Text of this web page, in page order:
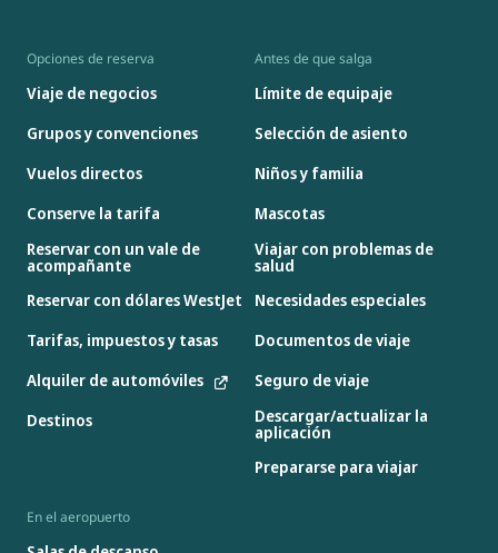
Opciones de reserva
Viaje de negocios
Grupos y convenciones
Vuelos directos
Conserve la tarifa
Reservar con un vale de
acompañante
Reservar con dólares WestJet
Tarifas, impuestos y tasas
Alquiler de automóviles
Destinos
Antes de que salga
Límite de equipaje
Selección de asiento
Niños y familia
Mascotas
Viajar con problemas de
salud
Necesidades especiales
Documentos de viaje
Seguro de viaje
Descargar/actualizar la
aplicación
Prepararse para viajar
En el aeropuerto